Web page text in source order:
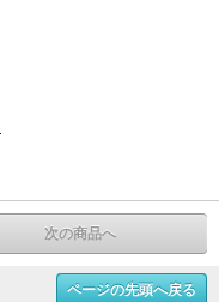
次の商品へ
ページの先頭へ戻る